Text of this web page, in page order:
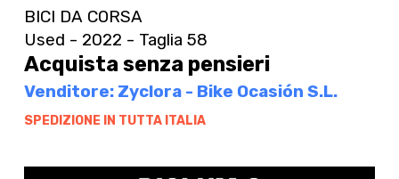
BICI DA CORSA
Used - 2022 - Taglia 58
Acquista senza pensieri
Venditore: Zyclora - Bike Ocasión S.L.
SPEDIZIONE IN TUTTA ITALIA